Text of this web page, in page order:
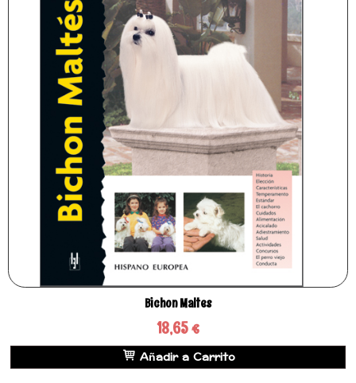
Bichon Maltes
18,65 €
Añadir a Carrito